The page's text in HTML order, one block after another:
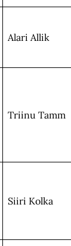
Alari Allik
Triinu Tamm
Siiri Kolka